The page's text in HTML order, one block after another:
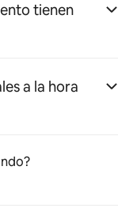
tienen
a la hora